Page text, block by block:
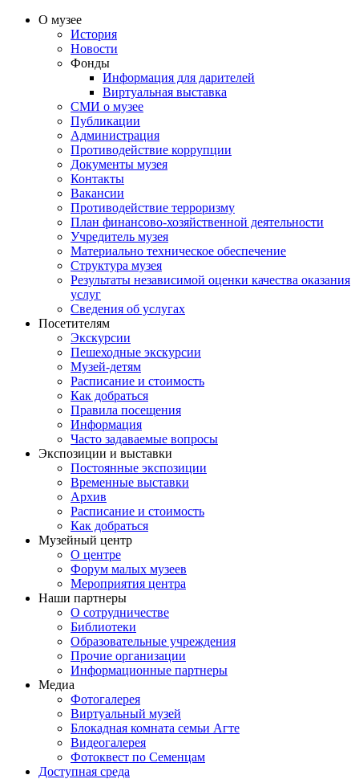
О музее
История
Новости
Фонды
Информация для дарителей
Виртуальная выставка
СМИ о музее
Публикации
Администрация
Противодействие коррупции
Документы музея
Контакты
Вакансии
Противодействие терроризму
План финансово-хозяйственной деятельности
Учредитель музея
Материально техническое обеспечение
Структура музея
Результаты независимой оценки качества оказания
услуг
Сведения об услугах
Посетителям
Экскурсии
Пешеходные экскурсии
Музей-детям
Расписание и стоимость
Как добраться
Правила посещения
Информация
Часто задаваемые вопросы
Экспозиции и выставки
Постоянные экспозиции
Временные выставки
Архив
Расписание и стоимость
Как добраться
Музейный центр
О центре
Форум малых музеев
Мероприятия центра
Наши партнеры
О сотрудничестве
Библиотеки
Образовательные учреждения
Прочие организации
Информационные партнеры
Медиа
Фотогалерея
Виртуальный музей
Блокадная комната семьи Агте
Видеогалерея
Фотоквест по Семенцам
Доступная среда